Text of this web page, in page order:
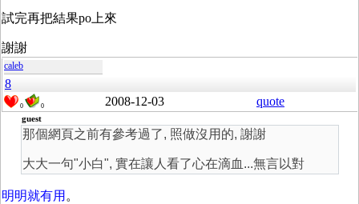
試完再把結果po上來
謝謝
caleb
8
0 0 2008-12-03 quote
guest
那個網頁之前有參考過了, 照做沒用的, 謝謝
大大一句"小白", 實在讓人看了心在滴血...無言以對
明明就有用 。